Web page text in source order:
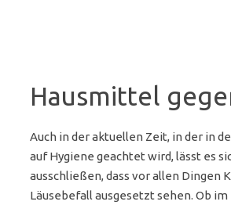
Hausmittel
Auch in der aktuellen Zeit, in der in
auf Hygiene geachtet wird, lässt es
ausschließen, dass vor allen Dingen
Läusebefall ausgesetzt sehen. Ob